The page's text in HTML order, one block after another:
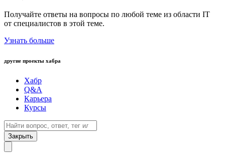
Получайте ответы на вопросы по любой теме из области IT
от специалистов в этой теме.
Узнать больше
другие проекты хабра
Хабр
Q&A
Карьера
Курсы
Закрыть